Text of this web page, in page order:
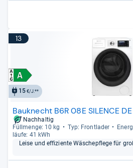
13
15€/J.**
Bauknecht B6R 08E SILENCE DE
Nachhaltig
Füll­menge: 10 kg
Typ: Front­la­der
läufe: 41 kWh
Leise und effi­zi­ente Wäsche­pflege für